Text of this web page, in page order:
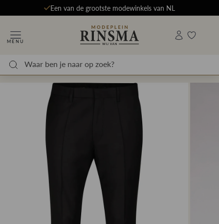
Een van de grootste modewinkels van NL
MENU